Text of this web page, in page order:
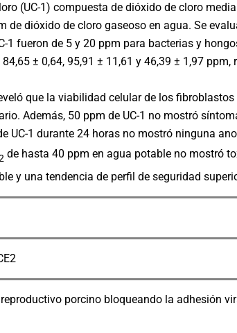
(UC-1) compuesta de dióxido de cloro
dióxido de cloro gaseoso en agua. Se
fueron de 5 y 20 ppm para bacterias y
± 0,64, 95,91 ± 11,61 y 46,39 ± 1,97 ppm,
que la viabilidad celular de los
Además, 50 ppm de UC-1 no mostró
1 durante 24 horas no mostró ninguna
de hasta 40 ppm en agua potable no mostró
y una tendencia de perfil de seguridad
porcino bloqueando la adhesión